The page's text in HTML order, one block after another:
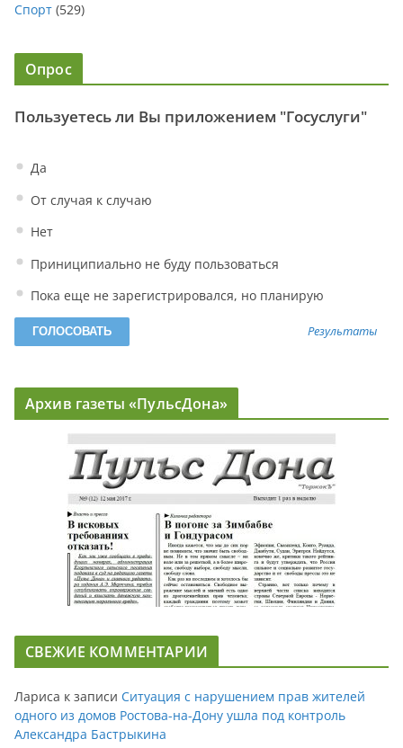
Спорт (529)
Опрос
Пользуетесь ли Вы приложением "Госуслуги"
Да
От случая к случаю
Нет
Приниципиально не буду пользоваться
Пока еще не зарегистрировался, но планирую
Результаты
Архив газеты «ПульсДона»
СВЕЖИЕ КОММЕНТАРИИ
Лариса к записи Ситуация с нарушением прав жителей
одного из домов Ростова-на-Дону ушла под контроль
Александра Бастрыкина